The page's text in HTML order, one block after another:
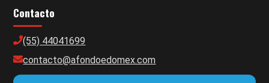
Contacto
(55) 44041699
contacto@afondoedomex.com